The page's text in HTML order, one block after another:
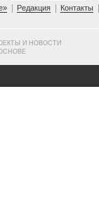
Редакция Контакты
И НОВОСТИ